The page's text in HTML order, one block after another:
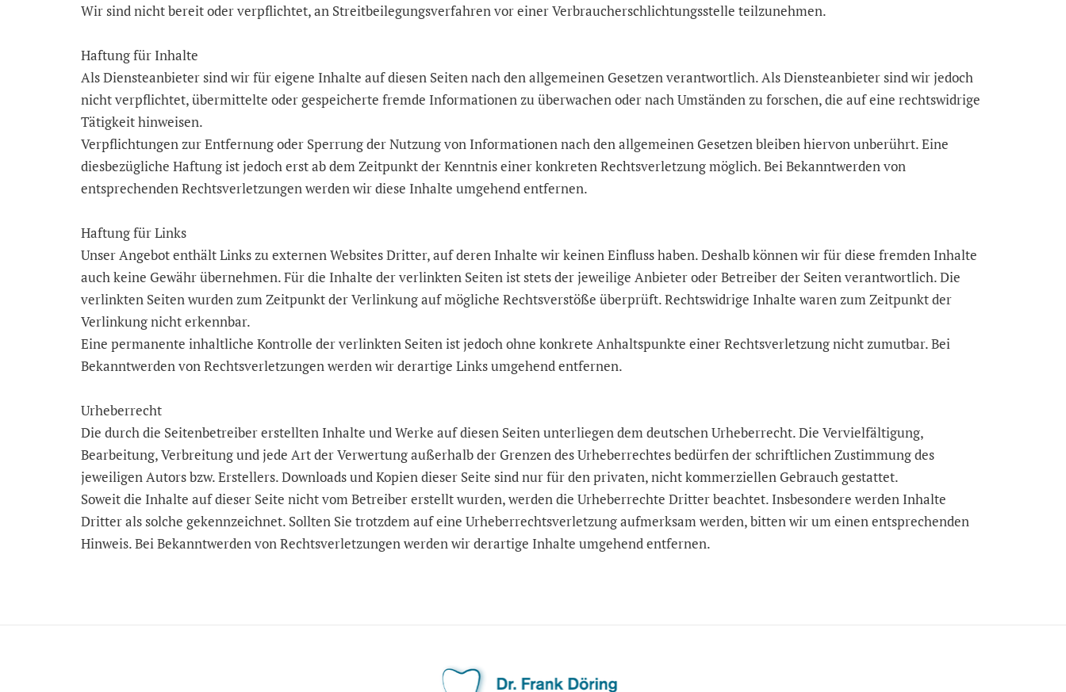
Wir sind nicht bereit oder verpflichtet, an Streitbeilegungsverfahren vor einer Verbraucherschlichtungsstelle teilzunehmen.
Haftung für Inhalte
Als Diensteanbieter sind wir für eigene Inhalte auf diesen Seiten nach den allgemeinen Gesetzen verantwortlich. Als Diensteanbieter sind wir jedoch
nicht verpflichtet, übermittelte oder gespeicherte fremde Informationen zu überwachen oder nach Umständen zu forschen, die auf eine rechtswidrige
Tätigkeit hinweisen.
Verpflichtungen zur Entfernung oder Sperrung der Nutzung von Informationen nach den allgemeinen Gesetzen bleiben hiervon unberührt. Eine
diesbezügliche Haftung ist jedoch erst ab dem Zeitpunkt der Kenntnis einer konkreten Rechtsverletzung möglich. Bei Bekanntwerden von
entsprechenden Rechtsverletzungen werden wir diese Inhalte umgehend entfernen.
Haftung für Links
Unser Angebot enthält Links zu externen Websites Dritter, auf deren Inhalte wir keinen Einfluss haben. Deshalb können wir für diese fremden Inhalte
auch keine Gewähr übernehmen. Für die Inhalte der verlinkten Seiten ist stets der jeweilige Anbieter oder Betreiber der Seiten verantwortlich. Die
verlinkten Seiten wurden zum Zeitpunkt der Verlinkung auf mögliche Rechtsverstöße überprüft. Rechtswidrige Inhalte waren zum Zeitpunkt der
Verlinkung nicht erkennbar.
Eine permanente inhaltliche Kontrolle der verlinkten Seiten ist jedoch ohne konkrete Anhaltspunkte einer Rechtsverletzung nicht zumutbar. Bei
Bekanntwerden von Rechtsverletzungen werden wir derartige Links umgehend entfernen.
Urheberrecht
Die durch die Seitenbetreiber erstellten Inhalte und Werke auf diesen Seiten unterliegen dem deutschen Urheberrecht. Die Vervielfältigung,
Bearbeitung, Verbreitung und jede Art der Verwertung außerhalb der Grenzen des Urheberrechtes bedürfen der schriftlichen Zustimmung des
jeweiligen Autors bzw. Erstellers. Downloads und Kopien dieser Seite sind nur für den privaten, nicht kommerziellen Gebrauch gestattet.
Soweit die Inhalte auf dieser Seite nicht vom Betreiber erstellt wurden, werden die Urheberrechte Dritter beachtet. Insbesondere werden Inhalte
Dritter als solche gekennzeichnet. Sollten Sie trotzdem auf eine Urheberrechtsverletzung aufmerksam werden, bitten wir um einen entsprechenden
Hinweis. Bei Bekanntwerden von Rechtsverletzungen werden wir derartige Inhalte umgehend entfernen.